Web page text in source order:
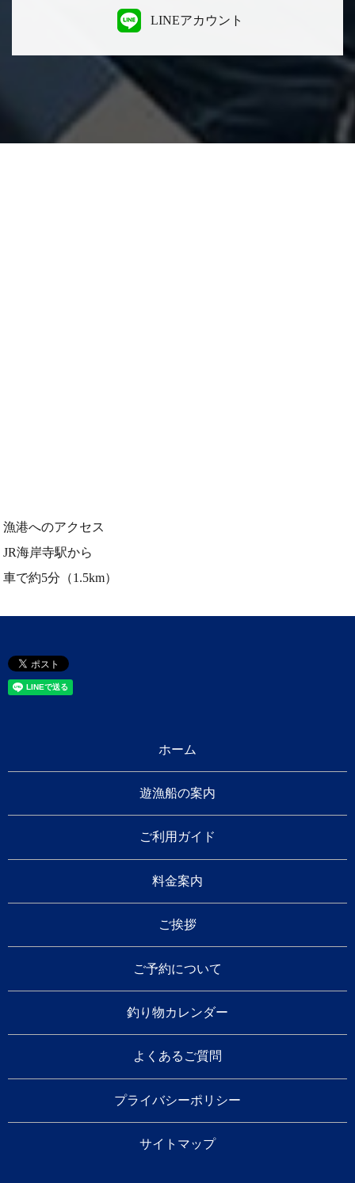
LINEアカウント
漁港へのアクセス
JR海岸寺駅から
車で約5分（1.5km）
ホーム
遊漁船の案内
ご利用ガイド
料金案内
ご挨拶
ご予約について
釣り物カレンダー
よくあるご質問
プライバシーポリシー
サイトマップ